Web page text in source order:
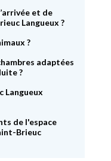
et de
Langueux ?
?
adaptées
?
Langueux
de l'espace
Brieuc